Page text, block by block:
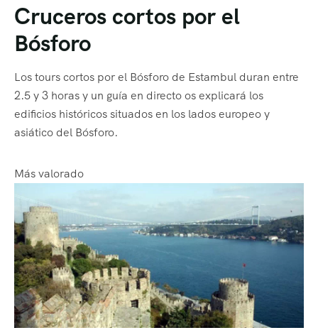
Cruceros cortos por el
Bósforo
Los tours cortos por el Bósforo de Estambul duran entre
2.5 y 3 horas y un guía en directo os explicará los
edificios históricos situados en los lados europeo y
asiático del Bósforo.
Más valorado